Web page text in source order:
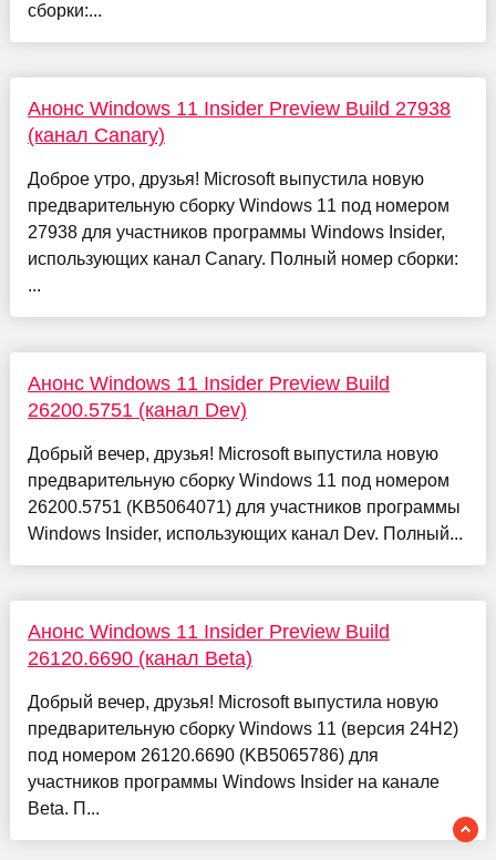
сборки:...
Анонс Windows 11 Insider Preview Build 27938
(канал Canary)
Доброе утро, друзья! Microsoft выпустила новую
предварительную сборку Windows 11 под номером
27938 для участников программы Windows Insider,
использующих канал Canary. Полный номер сборки:
...
Анонс Windows 11 Insider Preview Build
26200.5751 (канал Dev)
Добрый вечер, друзья! Microsoft выпустила новую
предварительную сборку Windows 11 под номером
26200.5751 (KB5064071) для участников программы
Windows Insider, использующих канал Dev. Полный...
Анонс Windows 11 Insider Preview Build
26120.6690 (канал Beta)
Добрый вечер, друзья! Microsoft выпустила новую
предварительную сборку Windows 11 (версия 24H2)
под номером 26120.6690 (KB5065786) для
участников программы Windows Insider на канале
Beta. П...